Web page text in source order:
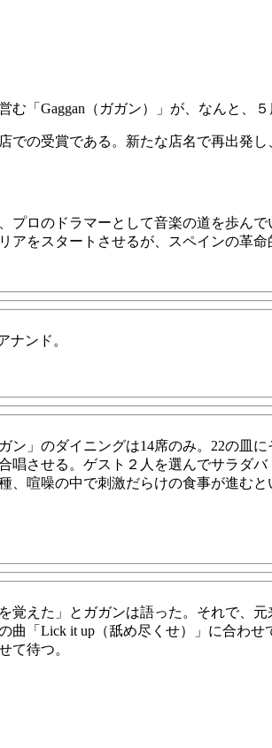
「Gaggan（ガガン）」が、なんと、５
での受賞である。 新たな店名で再出発し
プロのドラマーとして音楽の道を歩ん
アをスタートさせるが、スペインの革
ナンド。
ン」のダイニングは14席のみ。22の皿
唱させる。ゲスト２人を選んでサラダ
喧噪の中で刺激だらけの食事が進む
覚えた」とガガンは語った。それで、
曲「Lick it up（舐め尽くせ）」に合わ
て待つ。